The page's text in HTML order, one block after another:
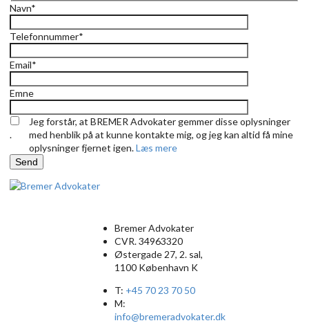
Navn*
Telefonnummer*
Email*
Emne
.
Jeg forstår, at BREMER Advokater gemmer disse oplysninger
med henblik på at kunne kontakte mig, og jeg kan altid få mine
oplysninger fjernet igen.Læs mere
Send
Bremer Advokater
CVR. 34963320
Østergade 27, 2. sal,
1100 København K
T: +45 70 23 70 50
M:
info@bremeradvokater.dk